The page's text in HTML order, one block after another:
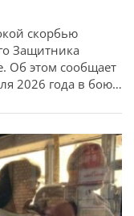
скорбью
Защитника
Об этом сообщает
2026 года в бою
за удара
населенного